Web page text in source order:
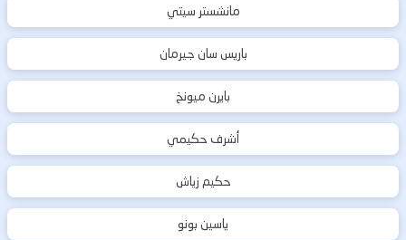
مانشستر سيتي
باريس سان جيرمان
بايرن ميونخ
أشرف حكيمي
حكيم زياش
ياسين بونو